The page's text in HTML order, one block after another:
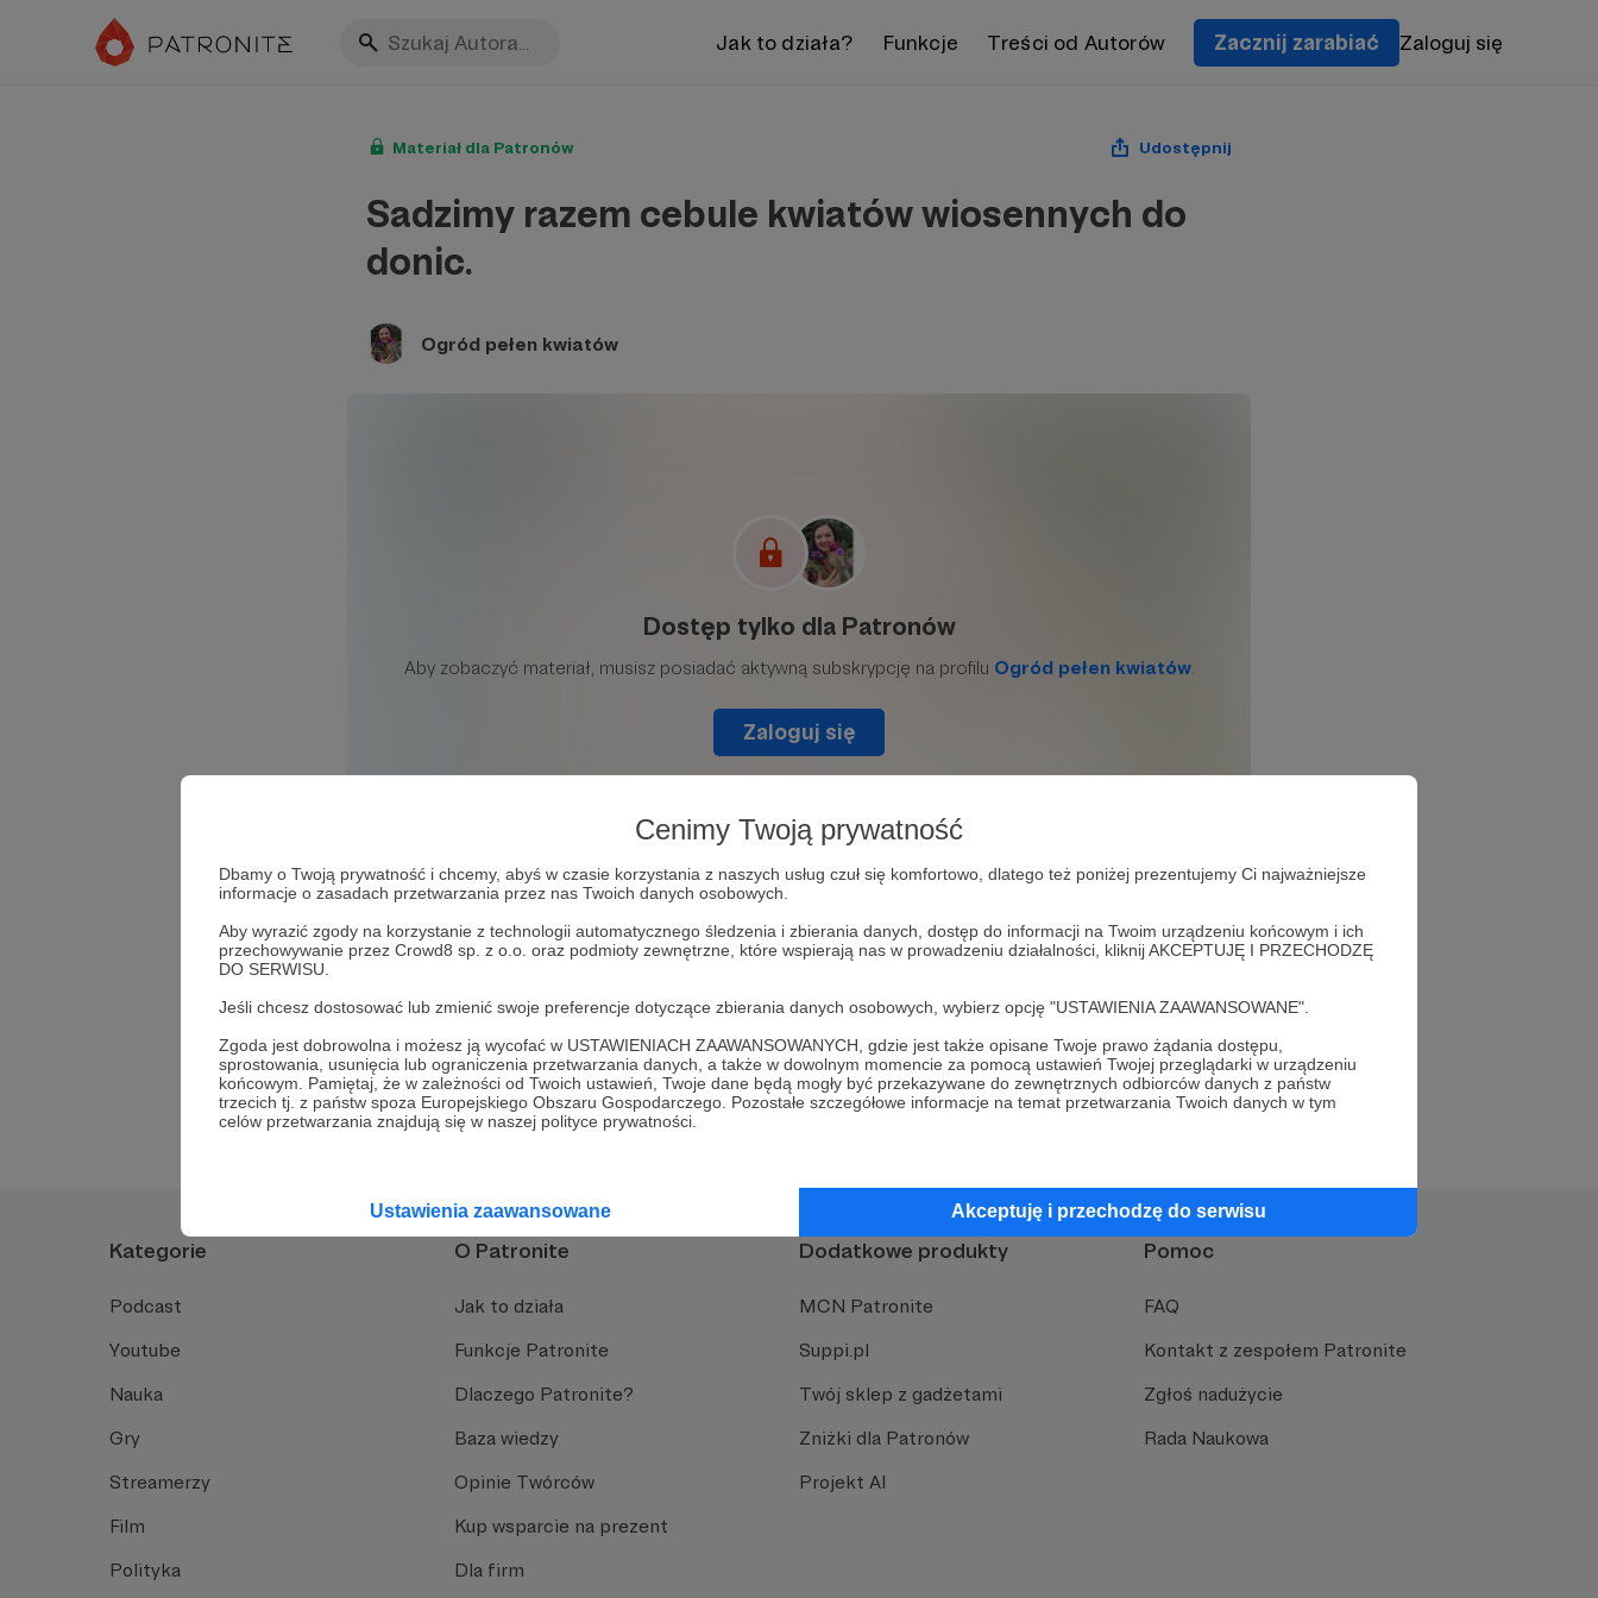
Cenimy Twoją prywatność
Dbamy o Twoją prywatność i chcemy, abyś w czasie korzystania z naszych usług czuł się komfortowo, dlatego też poniżej prezentujemy Ci najważniejsze
informacje o zasadach przetwarzania przez nas Twoich danych osobowych.
Aby wyrazić zgody na korzystanie z technologii automatycznego śledzenia i zbierania danych, dostęp do informacji na Twoim urządzeniu końcowym i ich
przechowywanie przez Crowd8 sp. z o.o. oraz podmioty zewnętrzne, które wspierają nas w prowadzeniu działalności, kliknij AKCEPTUJĘ I PRZECHODZĘ
DO SERWISU.
Jeśli chcesz dostosować lub zmienić swoje preferencje dotyczące zbierania danych osobowych, wybierz opcję "USTAWIENIA ZAAWANSOWANE".
Zgoda jest dobrowolna i możesz ją wycofać w USTAWIENIACH ZAAWANSOWANYCH, gdzie jest także opisane Twoje prawo żądania dostępu,
sprostowania, usunięcia lub ograniczenia przetwarzania danych, a także w dowolnym momencie za pomocą ustawień Twojej przeglądarki w urządzeniu
końcowym. Pamiętaj, że w zależności od Twoich ustawień, Twoje dane będą mogły być przekazywane do zewnętrznych odbiorców danych z państw
trzecich tj. z państw spoza Europejskiego Obszaru Gospodarczego. Pozostałe szczegółowe informacje na temat przetwarzania Twoich danych w tym
celów przetwarzania znajdują się w naszej polityce prywatności.
Ustawienia zaawansowane Akceptuję i przechodzę do serwisu
Jak to działa? Funkcje Treści od Autorów Zacznij zarabiać Zaloguj się
Materiał dla Patronów Udostępnij
Sadzimy razem cebule kwiatów wiosennych do
donic.
Ogród pełen kwiatów
donicach. Obsadzamy razem donice na wiosnę.
Komentarze
Brak komentarzy...
Kategorie
Podcast
Youtube
Nauka
Gry
Streamerzy
Film
Polityka
O Patronite
Jak to działa
Funkcje Patronite
Dlaczego Patronite?
Baza wiedzy
Opinie Twórców
Kup wsparcie na prezent
Dla firm
Dodatkowe produkty
MCN Patronite
Suppi.pl
Twój sklep z gadżetami
Zniżki dla Patronów
Projekt AI
Pomoc
FAQ
Kontakt z zespołem Patronite
Zgłoś nadużycie
Rada Naukowa